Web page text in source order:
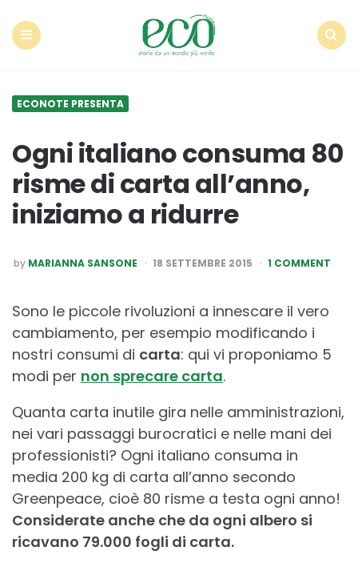
ECONOTE PRESENTA
Ogni italiano consuma 80
risme di carta all’anno,
iniziamo a ridurre
POSTED
BY
by MARIANNA SANSONE 18 SETTEMBRE 2015 1 COMMENT
Sono le piccole rivoluzioni a innescare il vero
cambiamento, per esempio modificando i
nostri consumi di carta: qui vi proponiamo 5
modi per non sprecare carta.
Quanta carta inutile gira nelle amministrazioni,
nei vari passaggi burocratici e nelle mani dei
professionisti? Ogni italiano consuma in
media 200 kg di carta all’anno secondo
Greenpeace, cioè 80 risme a testa ogni anno!
Considerate anche che da ogni albero si
ricavano 79.000 fogli di carta.